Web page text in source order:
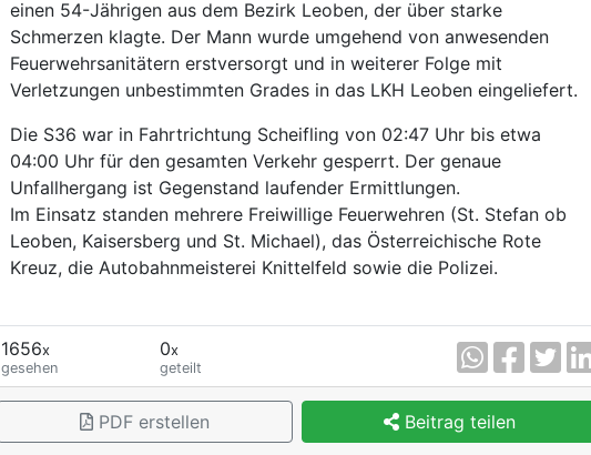
einen 54-Jährigen aus dem Bezirk Leoben, der über starke
Schmerzen klagte. Der Mann wurde umgehend von anwesenden
Feuerwehrsanitätern erstversorgt und in weiterer Folge mit
Verletzungen unbestimmten Grades in das LKH Leoben eingeliefert.
Die S36 war in Fahrtrichtung Scheifling von 02:47 Uhr bis etwa
04:00 Uhr für den gesamten Verkehr gesperrt. Der genaue
Unfallhergang ist Gegenstand laufender Ermittlungen.
Im Einsatz standen mehrere Freiwillige Feuerwehren (St. Stefan ob
Leoben, Kaisersberg und St. Michael), das Österreichische Rote
Kreuz, die Autobahnmeisterei Knittelfeld sowie die Polizei.
1656x
gesehen
0x
geteilt
PDF erstellen Beitrag teilen